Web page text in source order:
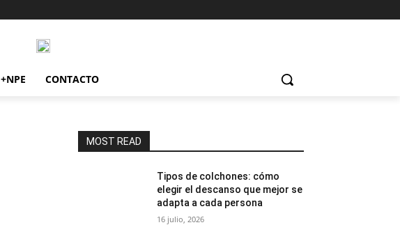
+NPE CONTACTO
MOST READ
Tipos de colchones: cómo
elegir el descanso que mejor se
adapta a cada persona
16 julio, 2026